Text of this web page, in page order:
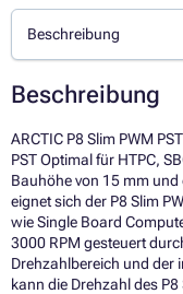
Beschreibung
Beschreibung
ARCTIC P8 Slim PWM
PST Optimal für HTPC,
Bauhöhe von 15 mm
eignet sich der P8 Slim
wie Single Board
3000 RPM gesteuert
Drehzahlbereich und der
kann die Drehzahl des